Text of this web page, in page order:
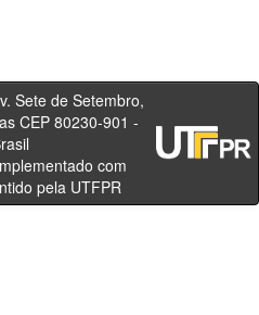
Setembro,
CEP 80230-901 -
PR - Brasil
com
pela UTFPR